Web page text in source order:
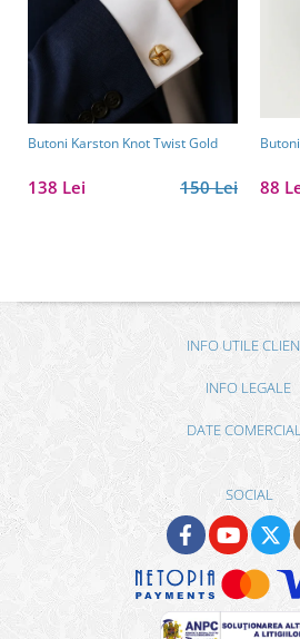
Butoni Karston Knot Twist Gold
150 Lei
138 Lei 88
INFO UTILE
INFO LEGALE
DATE
SOCIAL